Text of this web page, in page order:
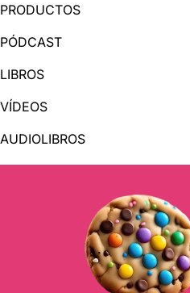
PRODUCTOS
PÓDCAST
LIBROS
VÍDEOS
AUDIOLIBROS
OTRAS PÁGINAS
QUIÉNES SOMOS